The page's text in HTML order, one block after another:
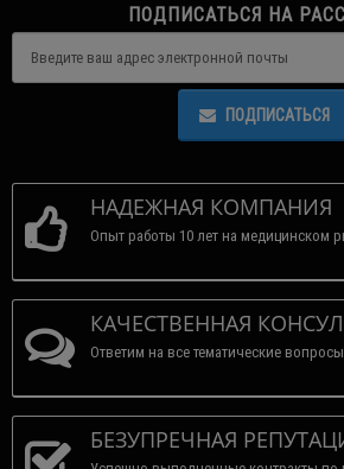
ПОДПИСАТЬСЯ НА
ПОДПИСАТЬСЯ
НАДЕЖНАЯ КОМПАНИЯ
Опыт работы 10 лет на медицинском
КАЧЕСТВЕННАЯ
Ответим на все тематические
БЕЗУПРЕЧНАЯ